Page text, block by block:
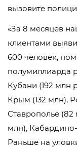
вызовите
«За 8 месяцев
клиентами
600 человек,
полумиллиарда
Кубани (192 млн
Крым (132 млн),
Ставрополье
млн),
Раньше на